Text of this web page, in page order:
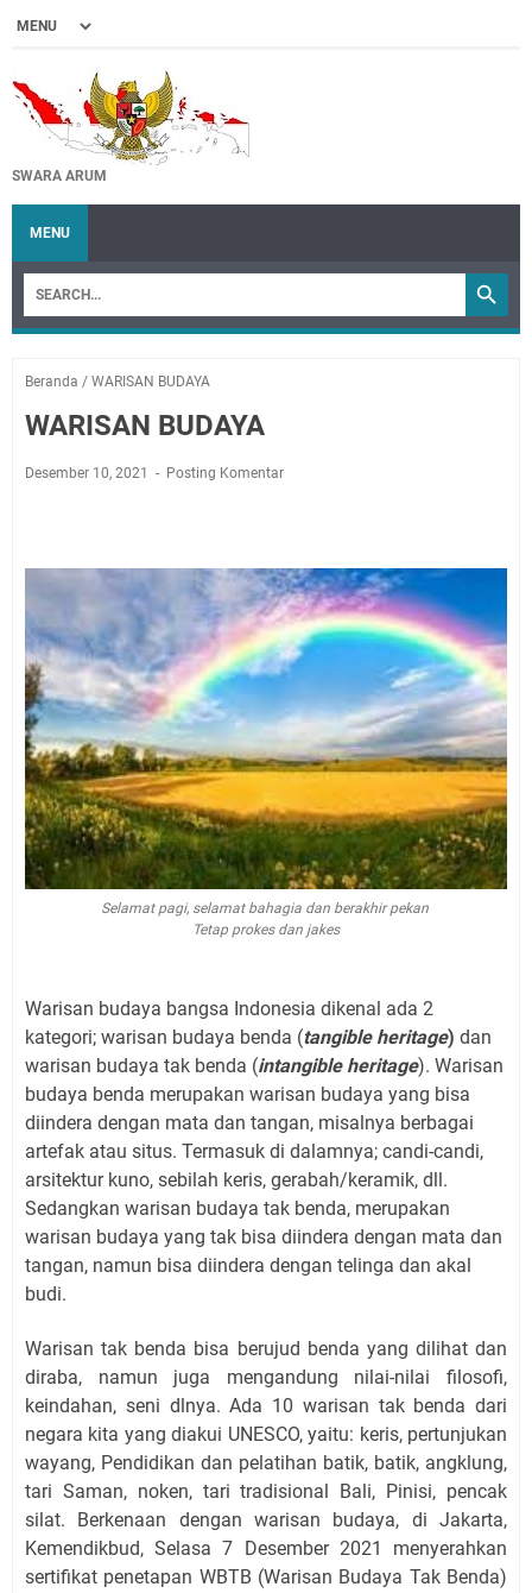
SWARA ARUM
MENU
Beranda / WARISAN BUDAYA
WARISAN BUDAYA
Desember 10, 2021 Posting Komentar
Selamat pagi, selamat bahagia dan berakhir pekan
Tetap prokes dan jakes
Warisan budaya bangsa Indonesia dikenal ada 2
kategori; warisan budaya benda (tangible heritage) dan
warisan budaya tak benda (intangible heritage). Warisan
budaya benda merupakan warisan budaya yang bisa
diindera dengan mata dan tangan, misalnya berbagai
artefak atau situs. Termasuk di dalamnya; candi-candi,
arsitektur kuno, sebilah keris, gerabah/keramik, dll.
Sedangkan warisan budaya tak benda, merupakan
warisan budaya yang tak bisa diindera dengan mata dan
tangan, namun bisa diindera dengan telinga dan akal
budi.
Warisan tak benda bisa berujud benda yang dilihat dan
diraba, namun juga mengandung nilai-nilai filosofi,
keindahan, seni dlnya. Ada 10 warisan tak benda dari
negara kita yang diakui UNESCO, yaitu: keris, pertunjukan
wayang, Pendidikan dan pelatihan batik, batik, angklung,
tari Saman, noken, tari tradisional Bali, Pinisi, pencak
silat. Berkenaan dengan warisan budaya, di Jakarta,
Kemendikbud, Selasa 7 Desember 2021 menyerahkan
sertifikat penetapan WBTB (Warisan Budaya Tak Benda)